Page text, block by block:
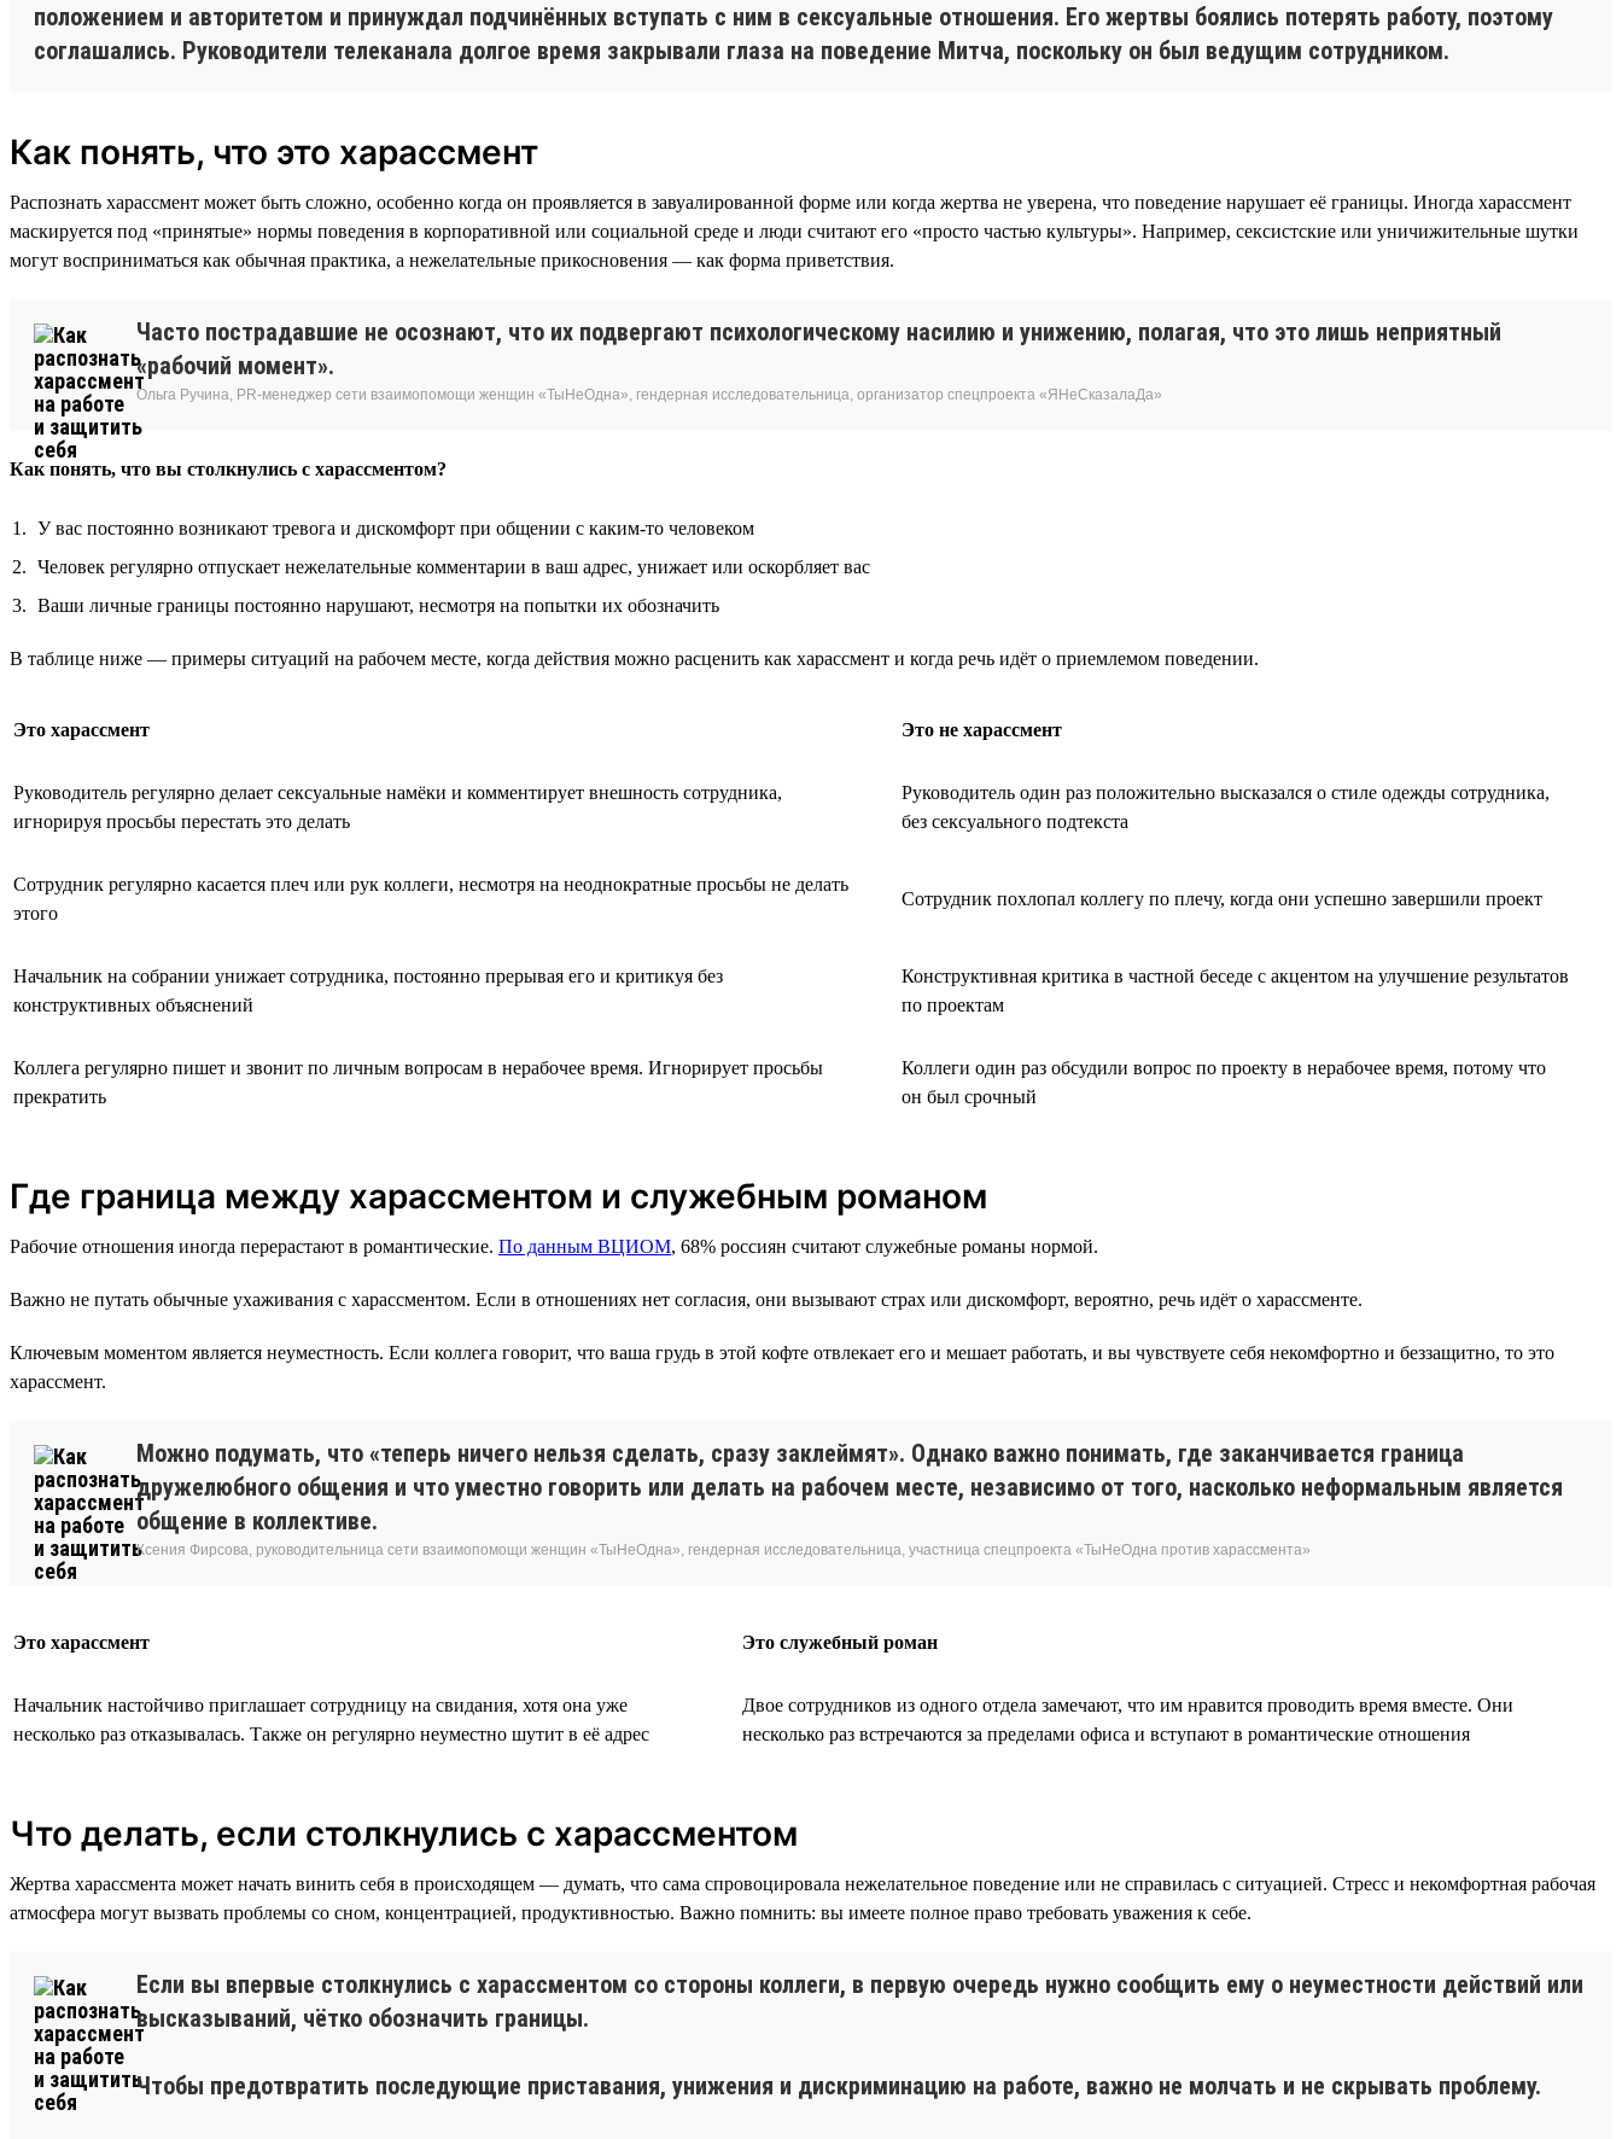
положением и авторитетом и принуждал подчинённых вступать с ним в сексуальные отношения. Его жертвы боялись потерять работу, поэтому
соглашались. Руководители телеканала долгое время закрывали глаза на поведение Митча, поскольку он был ведущим сотрудником.
Как понять, что это харассмент
Распознать харассмент может быть сложно, особенно когда он проявляется в завуалированной форме или когда жертва не уверена, что поведение нарушает её границы. Иногда харассмент
маскируется под «принятые» нормы поведения в корпоративной или социальной среде и люди считают его «просто частью культуры». Например, сексистские или уничижительные шутки
могут восприниматься как обычная практика, а нежелательные прикосновения — как форма приветствия.
Часто пострадавшие не осознают, что их подвергают психологическому насилию и унижению, полагая, что это лишь неприятный
«рабочий момент».
Ольга Ручина, PR-менеджер сети взаимопомощи женщин «ТыНеОдна», гендерная исследовательница, организатор спецпроекта «ЯНеСказалаДа»
Как понять, что вы столкнулись с харассментом?
У вас постоянно возникают тревога и дискомфорт при общении с каким-то человеком
Человек регулярно отпускает нежелательные комментарии в ваш адрес, унижает или оскорбляет вас
Ваши личные границы постоянно нарушают, несмотря на попытки их обозначить
В таблице ниже — примеры ситуаций на рабочем месте, когда действия можно расценить как харассмент и когда речь идёт о приемлемом поведении.
Это харассмент Это не харассмент
Руководитель регулярно делает сексуальные намёки и комментирует внешность сотрудника,
игнорируя просьбы перестать это делать
Руководитель один раз положительно высказался о стиле одежды сотрудника,
без сексуального подтекста
Сотрудник регулярно касается плеч или рук коллеги, несмотря на неоднократные просьбы не делать
этого
Сотрудник похлопал коллегу по плечу, когда они успешно завершили проект
Начальник на собрании унижает сотрудника, постоянно прерывая его и критикуя без
конструктивных объяснений
Конструктивная критика в частной беседе с акцентом на улучшение результатов
по проектам
Коллега регулярно пишет и звонит по личным вопросам в нерабочее время. Игнорирует просьбы
прекратить
Коллеги один раз обсудили вопрос по проекту в нерабочее время, потому что
он был срочный
Где граница между харассментом и служебным романом
Рабочие отношения иногда перерастают в романтические. По данным ВЦИОМ, 68% россиян считают служебные романы нормой.
Важно не путать обычные ухаживания с харассментом. Если в отношениях нет согласия, они вызывают страх или дискомфорт, вероятно, речь идёт о харассменте.
Ключевым моментом является неуместность. Если коллега говорит, что ваша грудь в этой кофте отвлекает его и мешает работать, и вы чувствуете себя некомфортно и беззащитно, то это
харассмент.
Можно подумать, что «теперь ничего нельзя сделать, сразу заклеймят». Однако важно понимать, где заканчивается граница
дружелюбного общения и что уместно говорить или делать на рабочем месте, независимо от того, насколько неформальным является
общение в коллективе.
Ксения Фирсова, руководительница сети взаимопомощи женщин «ТыНеОдна», гендерная исследовательница, участница спецпроекта «ТыНеОдна против харассмента»
Это харассмент Это служебный роман
Начальник настойчиво приглашает сотрудницу на свидания, хотя она уже
несколько раз отказывалась. Также он регулярно неуместно шутит в её адрес
Двое сотрудников из одного отдела замечают, что им нравится проводить время вместе. Они
несколько раз встречаются за пределами офиса и вступают в романтические отношения
Что делать, если столкнулись с харассментом
Жертва харассмента может начать винить себя в происходящем — думать, что сама спровоцировала нежелательное поведение или не справилась с ситуацией. Стресс и некомфортная рабочая
атмосфера могут вызвать проблемы со сном, концентрацией, продуктивностью. Важно помнить: вы имеете полное право требовать уважения к себе.
Если вы впервые столкнулись с харассментом со стороны коллеги, в первую очередь нужно сообщить ему о неуместности действий или
высказываний, чётко обозначить границы.
Чтобы предотвратить последующие приставания, унижения и дискриминацию на работе, важно не молчать и не скрывать проблему.